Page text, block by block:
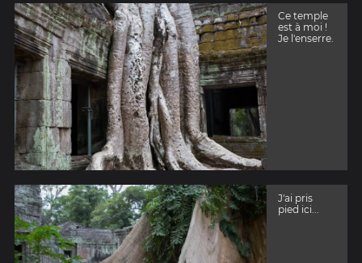
Ce temple
est à moi !
Je l'enserre.
J'ai pris
pied ici...